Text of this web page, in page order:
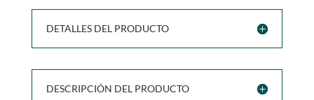
DETALLES DEL PRODUCTO
DESCRIPCIÓN DEL PRODUCTO